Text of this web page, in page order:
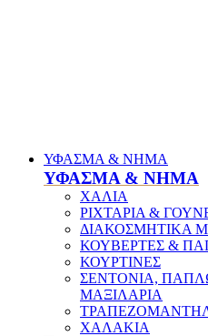
ΥΦΑΣΜΑ & ΝΗΜΑ
ΥΦΑΣΜΑ & ΝΗΜΑ
ΧΑΛΙΑ
ΡΙΧΤΑΡΙΑ &
ΔΙΑΚΟΣΜΗΤΙΚΑ
ΚΟΥΒΕΡΤΕΣ &
ΚΟΥΡΤΙΝΕΣ
ΣΕΝΤΟΝΙΑ,
ΜΑΞΙΛΑΡΙΑ
ΧΑΛΑΚΙΑ